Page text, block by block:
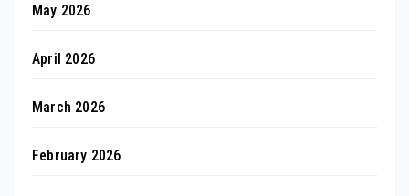
May 2026
April 2026
March 2026
February 2026